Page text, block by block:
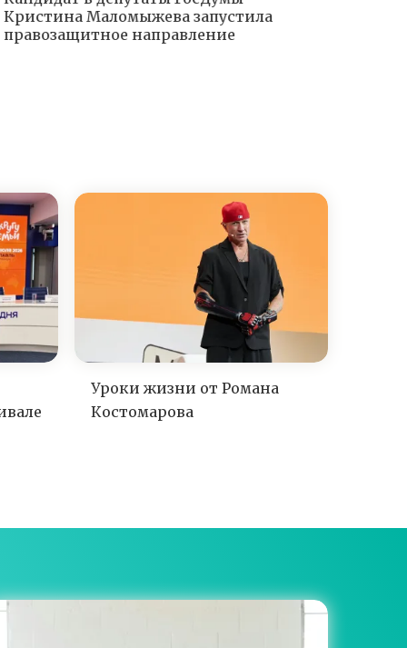
Кристина Маломыжева запустила
правозащитное направление
Уроки жизни от Романа
Костомарова